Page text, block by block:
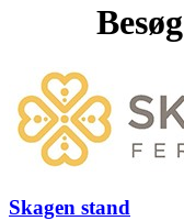
Skagen stand